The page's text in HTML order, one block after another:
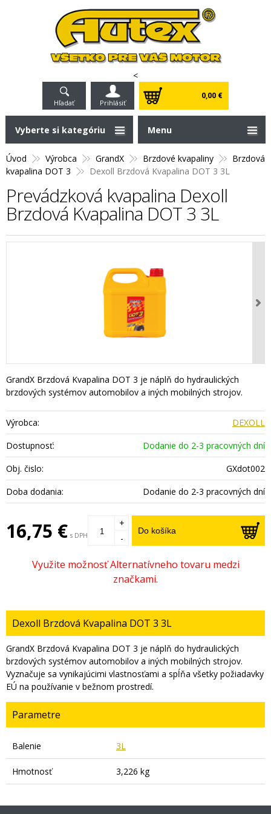
<
Hľadať Prihlásiť
0,00 €
Úvod Výrobca GrandX Brzdové kvapaliny
Brzdová
kvapalina DOT 3
Dexoll Brzdová Kvapalina DOT 3 3L
Prevádzková kvapalina Dexoll
Brzdová Kvapalina DOT 3 3L
GrandX Brzdová Kvapalina DOT 3 je náplň do hydraulických
brzdových systémov automobilov a iných mobilných strojov.
Výrobca:
DEXOLL
Dostupnosť:
Dodanie do 2-3 pracovných dní
Obj. čislo:
GXdot002
Doba dodania:
Dodanie do 2-3 pracovných dní
16,75 € s DPH Do košíka
+
-
Dexoll Brzdová Kvapalina DOT 3 3L
GrandX Brzdová Kvapalina DOT 3 je náplň do hydraulických
brzdových systémov automobilov a iných mobilných strojov.
Vyznačuje sa vynikajúcimi vlastnosťami a spĺňa všetky požiadavky
EÚ na používanie v bežnom prostredí.
Parametre
Balenie 3L
Hmotnosť 3,226 kg
Vyberte si kategóriu Menu